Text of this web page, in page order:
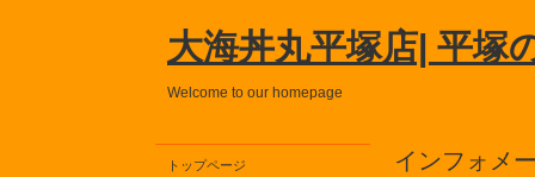
大海丼丸平塚店| 平塚
Welcome to our homepage
インフォメ
トップページ